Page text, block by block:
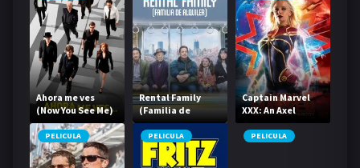
Ahora me ves
(Now You See Me)
Rental Family
(Familia de
alquiler)
Captain Marvel
XXX: An Axel
Braun Parody
PELICULA PELICULA PELICULA